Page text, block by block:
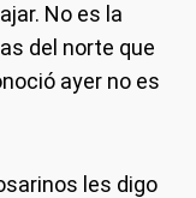
No es la
del norte que
ayer no es
les digo